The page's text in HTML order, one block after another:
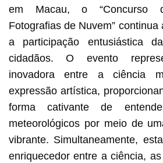
em Macau, o “Concurso
Fotografias de Nuvem”
a participação entusiástica
cidadãos. O evento
inovadora entre a ciência
expressão artística,
forma cativante de
meteorológicos por meio de
vibrante. Simultaneamente,
enriquecedor entre a ciência,